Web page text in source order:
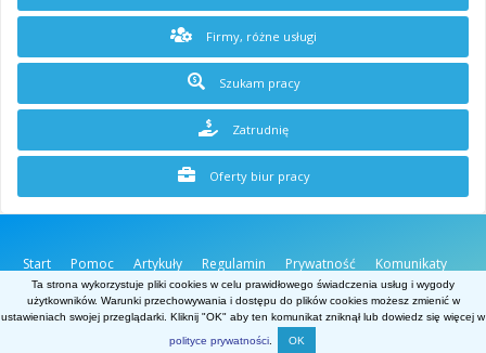
Firmy, różne usługi
Szukam pracy
Zatrudnię
Oferty biur pracy
Start Pomoc Artykuły Regulamin Prywatność
Komunikaty
O stronie
Kontakt
Belgia.net
Powered by Invision Community
Ta strona wykorzystuje pliki cookies w celu prawidłowego świadczenia usług i wygody
użytkowników. Warunki przechowywania i dostępu do plików cookies możesz zmienić w
ustawieniach swojej przeglądarki. Kliknij "OK" aby ten komunikat zniknął lub dowiedz się więcej w
polityce prywatności. OK